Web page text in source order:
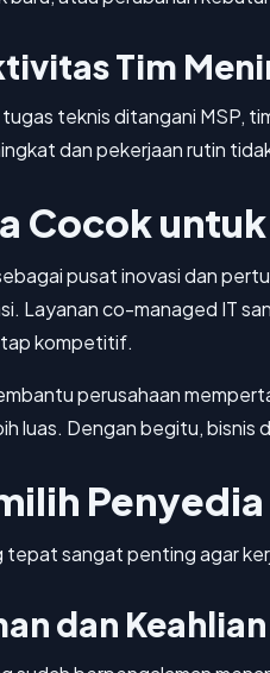
Tim
teknis ditangani MSP,
dan pekerjaan rutin
Cocok
pusat inovasi dan
Layanan co-managed IT
kompetitif.
perusahaan
luas. Dengan begitu, bisnis
tepat sangat penting agar
dan Keahlian